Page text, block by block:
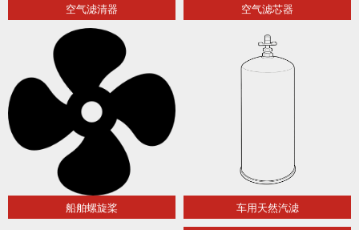
空气滤清器 空气滤芯器
船舶螺旋桨 车用天然汽滤